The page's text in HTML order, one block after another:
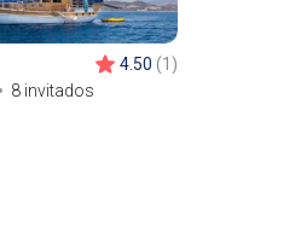
8 invitados
4.50 (1)